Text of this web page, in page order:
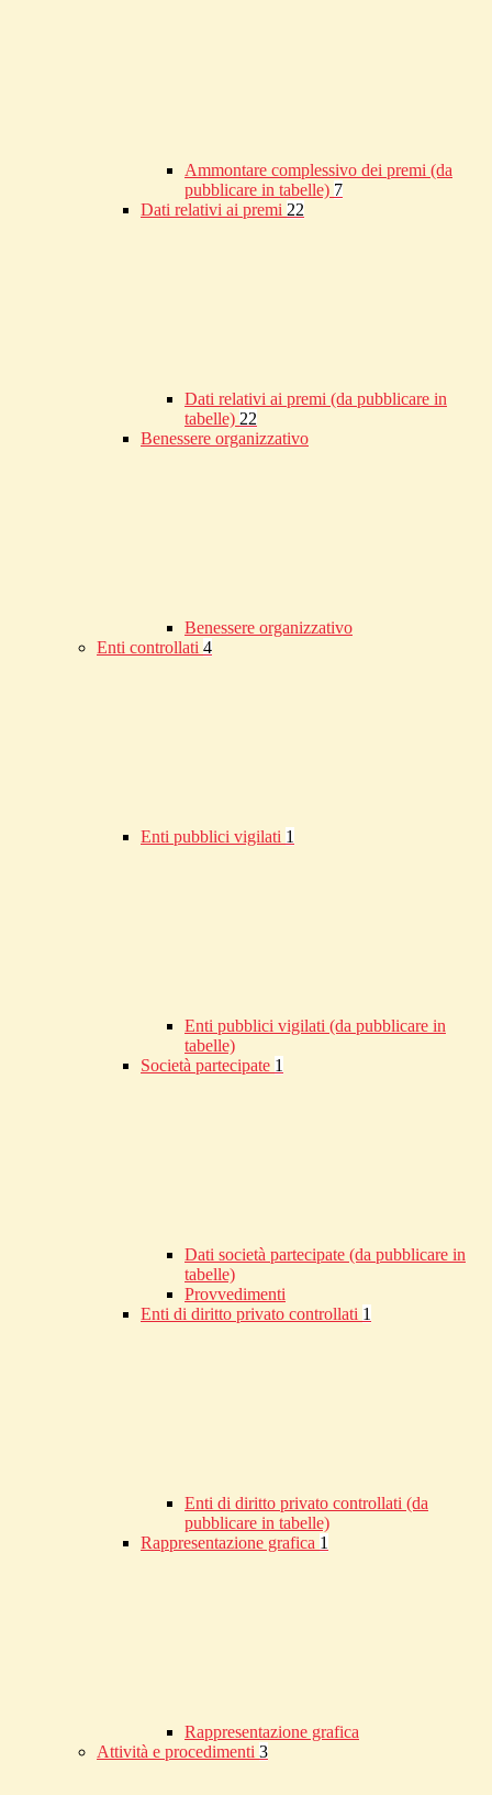
Ammontare complessivo dei premi (da
pubblicare in tabelle) 7
Dati relativi ai premi 22
Dati relativi ai premi (da pubblicare in
tabelle) 22
Benessere organizzativo
Benessere organizzativo
Enti controllati 4
Enti pubblici vigilati 1
Enti pubblici vigilati (da pubblicare in
tabelle)
Società partecipate 1
Dati società partecipate (da pubblicare in
tabelle)
Provvedimenti
Enti di diritto privato controllati 1
Enti di diritto privato controllati (da
pubblicare in tabelle)
Rappresentazione grafica 1
Rappresentazione grafica
Attività e procedimenti 3